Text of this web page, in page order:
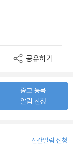
공유하기
중고 등록
알림 신청
신간알림 신청